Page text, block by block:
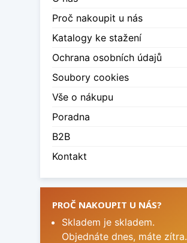
Proč nakoupit u nás
Katalogy ke stažení
Ochrana osobních údajů
Soubory cookies
Vše o nákupu
Poradna
B2B
Kontakt
PROČ NAKOUPIT U NÁS?
Skladem je skladem.
Objednáte dnes, máte zítra.